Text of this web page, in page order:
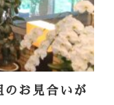
のお見合いが